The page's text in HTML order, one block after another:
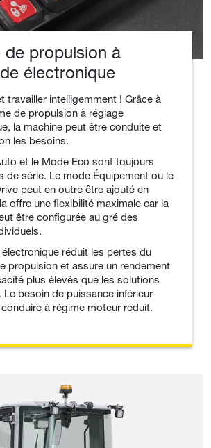
de propulsion à
électronique
travailler intelligemment ! Grâce à
de propulsion à réglage
la machine peut être conduite et
les besoins.
et le Mode Eco sont toujours
de série. Le mode Équipement ou le
peut en outre être ajouté en
offre une flexibilité maximale car la
être configurée au gré des
électronique réduit les pertes du
propulsion et assure un rendement
plus élevés que les solutions
besoin de puissance inférieur
à régime moteur réduit.